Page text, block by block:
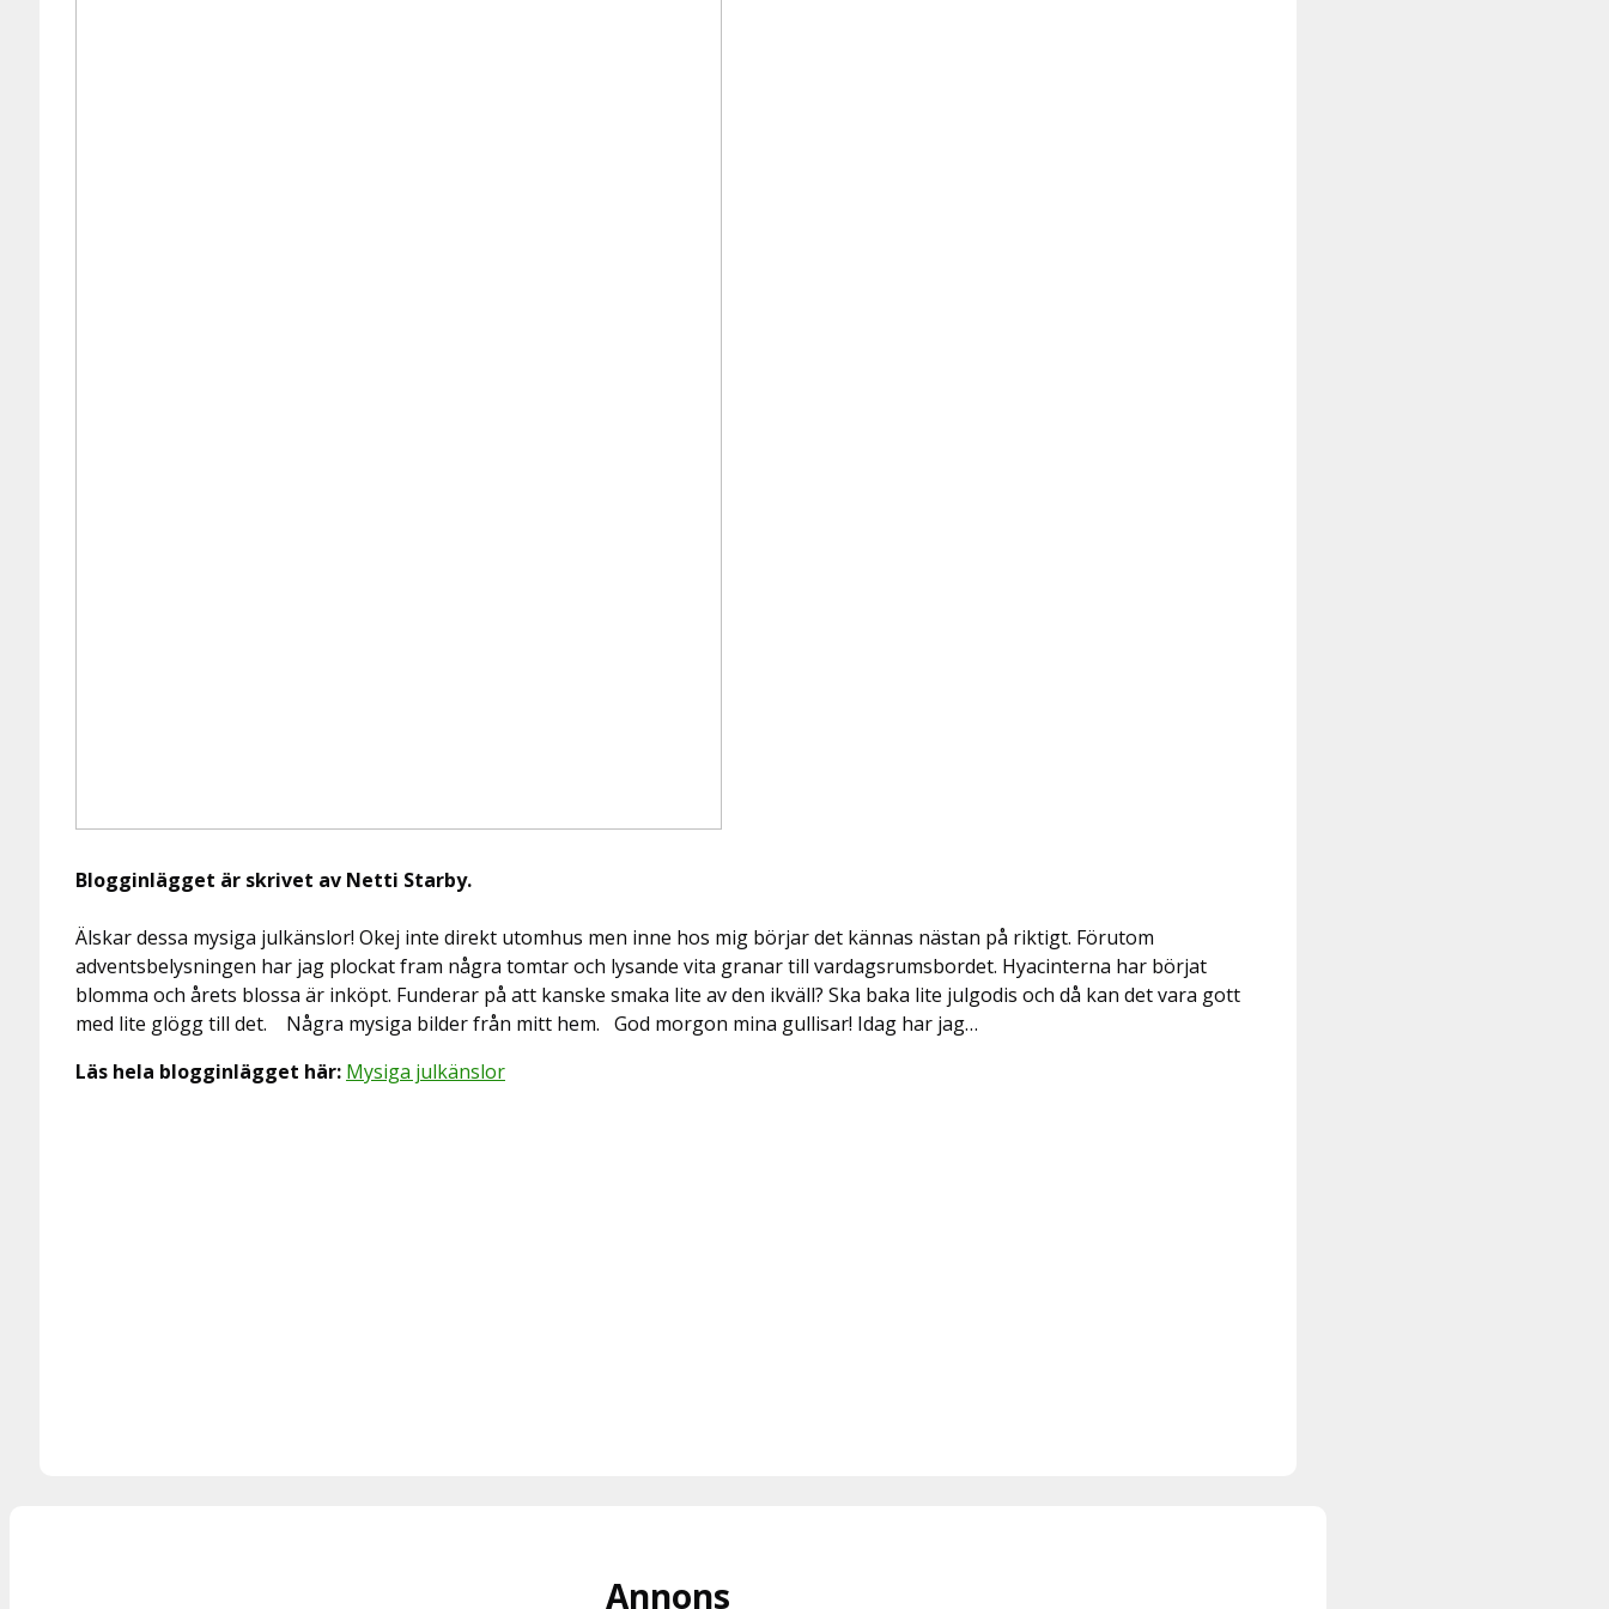
Blogginlägget är skrivet av Netti Starby.
Älskar dessa mysiga julkänslor! Okej inte direkt utomhus men inne hos mig börjar det kännas nästan på riktigt. Förutom
adventsbelysningen har jag plockat fram några tomtar och lysande vita granar till vardagsrumsbordet. Hyacinterna har börjat
blomma och årets blossa är inköpt. Funderar på att kanske smaka lite av den ikväll? Ska baka lite julgodis och då kan det vara gott
med lite glögg till det. Några mysiga bilder från mitt hem. God morgon mina gullisar! Idag har jag…
Läs hela blogginlägget här: Mysiga julkänslor
Annons